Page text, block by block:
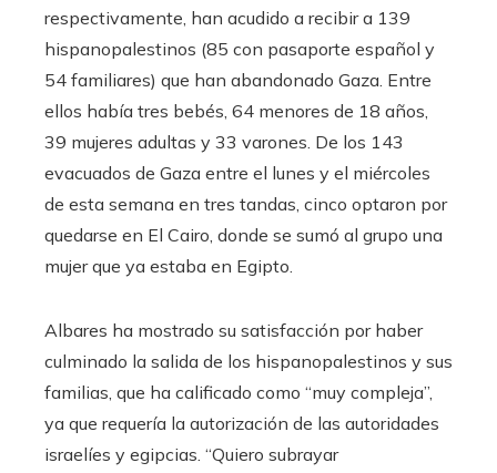
respectivamente, han acudido a recibir a 139
hispanopalestinos (85 con pasaporte español y
54 familiares) que han abandonado Gaza. Entre
ellos había tres bebés, 64 menores de 18 años,
39 mujeres adultas y 33 varones. De los 143
evacuados de Gaza entre el lunes y el miércoles
de esta semana en tres tandas, cinco optaron por
quedarse en El Cairo, donde se sumó al grupo una
mujer que ya estaba en Egipto.
Albares ha mostrado su satisfacción por haber
culminado la salida de los hispanopalestinos y sus
familias, que ha calificado como “muy compleja”,
ya que requería la autorización de las autoridades
israelíes y egipcias. “Quiero subrayar